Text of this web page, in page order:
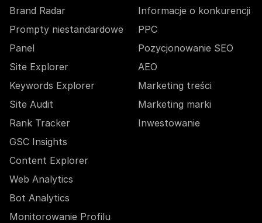
Brand Radar
Prompty niestandardowe
Panel
Site Explorer
Keywords Explorer
Site Audit
Rank Tracker
GSC Insights
Content Explorer
Web Analytics
Bot Analytics
Monitorowanie Profilu
Informacje o konkurencji
PPC
Pozycjonowanie SEO
AEO
Marketing treści
Marketing marki
Inwestowanie